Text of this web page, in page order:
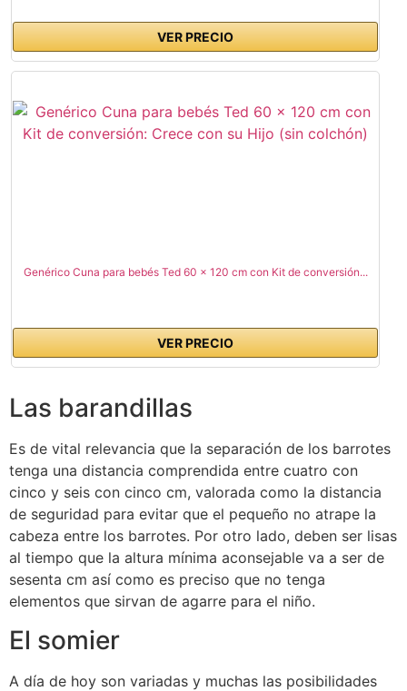
VER PRECIO
Genérico Cuna para bebés Ted 60 x 120 cm con Kit de conversión...
VER PRECIO
Las barandillas
Es de vital relevancia que la separación de los barrotes
tenga una distancia comprendida entre cuatro con
cinco y seis con cinco cm, valorada como la distancia
de seguridad para evitar que el pequeño no atrape la
cabeza entre los barrotes. Por otro lado, deben ser lisas
al tiempo que la altura mínima aconsejable va a ser de
sesenta cm así como es preciso que no tenga
elementos que sirvan de agarre para el niño.
El somier
A día de hoy son variadas y muchas las posibilidades